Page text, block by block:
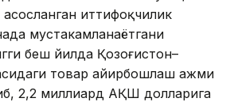
иттифоқчилик
мустаҳкамланаётгани
беш йилда Қозоғистон–
товар айирбошлаш ҳажми
2,2 миллиард АҚШ долларига